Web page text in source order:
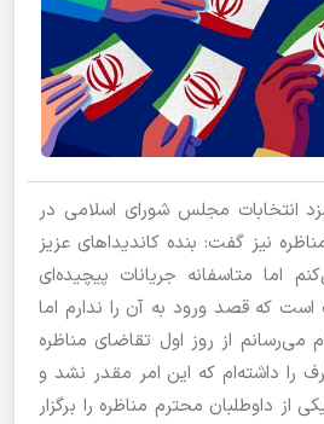
انتخابات مجلس شورای اسلامی در
نیز گفت: بنده کاندیداهای عزیز
اما متاسفانه جریانات پیچیده‌ای
که قصد ورود به آن را ندارم اما
می‌رسانم از روز اول تقاضای مناظره
را داشته‌ام که این امر مقدر نشد و
از داوطلبان محترم مناظره را برگزار